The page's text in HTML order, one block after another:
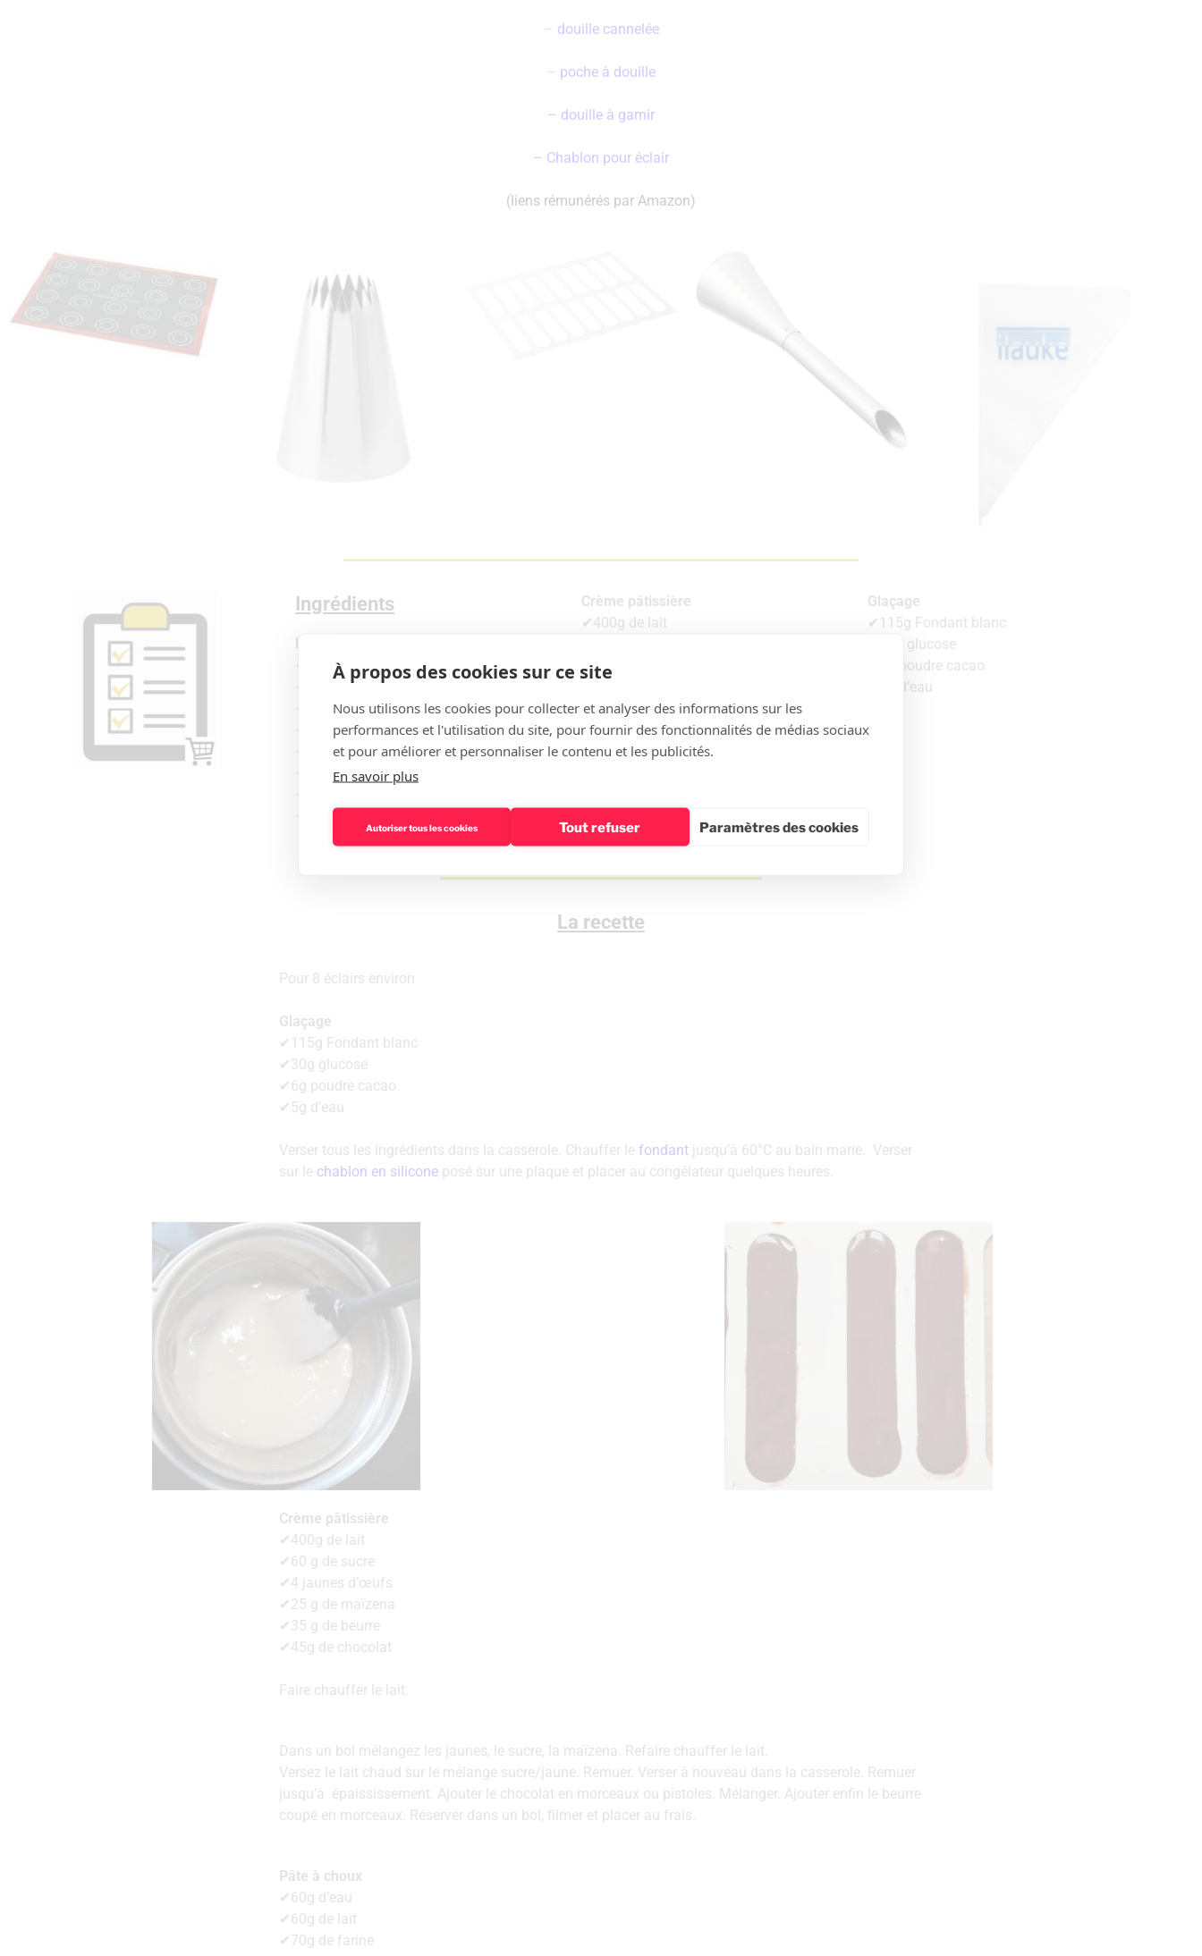
– douille cannelée
– poche à douille
– douille à garnir
– Chablon pour éclair
(liens rémunérés par Amazon)
Ingrédients
Pâte à choux
✔60g‌ ‌d’eau‌ ‌
✔60g‌ ‌de‌ ‌lait‌ ‌
✔70g‌ ‌de‌ ‌farine‌ ‌
✔8g‌ ‌de‌ ‌cacao en poudre
✔55g‌ ‌de‌ ‌beurre‌ ‌
✔Du‌ ‌sel‌ ‌
✔1‌ ‌cuillère‌ ‌à‌ ‌café‌ ‌de‌ ‌sucre‌ ‌
✔2‌ ‌ou‌ ‌3‌ ‌œufs‌ ‌(suivant‌ ‌leur‌ ‌grosseur)‌ ‌
Crème pâtissière
✔400g de lait
✔4 jaunes d’œufs
✔35 g de beurre
✔45g de chocolat
Glaçage
✔115g Fondant blanc
✔30g glucose
✔6g poudre cacao
✔5g d’eau
La recette
Pour 8 éclairs environ
Glaçage
✔115g Fondant blanc
✔30g glucose
✔6g poudre cacao
✔5g d’eau
Verser tous les ingrédients dans la casserole. Chauffer‌‌ ‌‌le‌‌ ‌‌ fondant‌‌ jusqu’à 60°C‌‌ au bain marie.‌‌ Verser
sur le chablon en silicone posé sur une plaque et placer au congélateur quelques heures.
Crème pâtissière
✔400g de lait
✔60 g de sucre
✔4 jaunes d’œufs
✔25 g de maïzena
✔35 g de beurre
✔45g de chocolat
Faire‌ ‌chauffer‌ ‌le‌ ‌lait‌.
Dans‌ ‌un‌ ‌bol‌ ‌mélangez‌ ‌les‌ ‌jaunes,‌ ‌le‌ ‌sucre,‌ ‌la‌ ‌maïzena.‌ ‌Refaire chauffer le lait.
Versez‌ ‌le‌ ‌lait‌ ‌chaud‌ ‌sur le mélange sucre/jaune.‌ ‌Remuer.‌ ‌Verser‌ ‌à‌ ‌nouveau‌ ‌dans‌ ‌la‌ ‌casserole.‌ ‌Remuer
‌jusqu’à‌ ‌ épaississement.‌ Ajouter le chocolat en morceaux ou pistoles. Mélanger. Ajouter enfin le beurre
coupé en morceaux. Réserver‌ ‌dans un bol, filmer et placer au‌ ‌frais.‌ ‌
Pâte à choux
✔60g‌ ‌d’eau‌ ‌
✔60g‌ ‌de‌ ‌lait‌ ‌
✔70g‌ ‌de‌ ‌farine‌ ‌
À propos des cookies sur ce site
Nous utilisons les cookies pour collecter et analyser des informations sur les
performances et l'utilisation du site, pour fournir des fonctionnalités de médias sociaux
et pour améliorer et personnaliser le contenu et les publicités.
En savoir plus
Autoriser tous les cookies Tout refuser Paramètres des cookies